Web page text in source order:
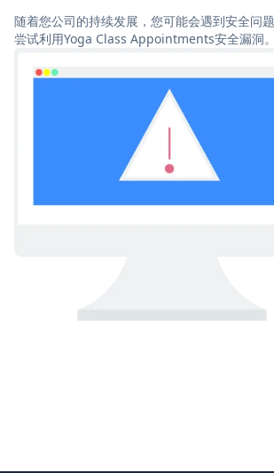
随着您公司的持续发展，您可能会遇到安全问
尝试利用Yoga Class Appointments安全漏洞。